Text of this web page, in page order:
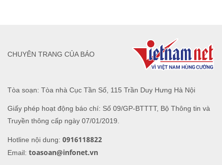
Tòa soạn: Tòa nhà Cục Tần Số, 115 Trần Duy Hưng Hà Nội
Giấy phép hoạt động báo chí: Số 09/GP-BTTTT, Bộ Thông tin và
Truyền thông cấp ngày 07/01/2019.
Hotline nội dung: 0916118822
Email: toasoan@infonet.vn
CHUYÊN TRANG CỦA BÁO